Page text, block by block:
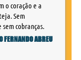
o coração e a
Sem
sem cobranças.
FERNANDO ABREU